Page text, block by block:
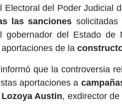
Electoral del Poder Judicial
las sanciones
del Estado de
de la
que la controversia
aportaciones a
Austin, exdirector